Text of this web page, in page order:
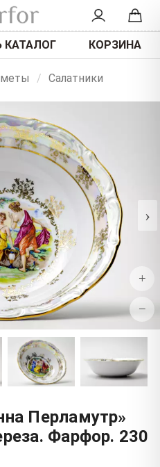
КАТАЛОГ КОРЗИНА
/ Салатники
›
+
−
Перламутр»
Фарфор. 230